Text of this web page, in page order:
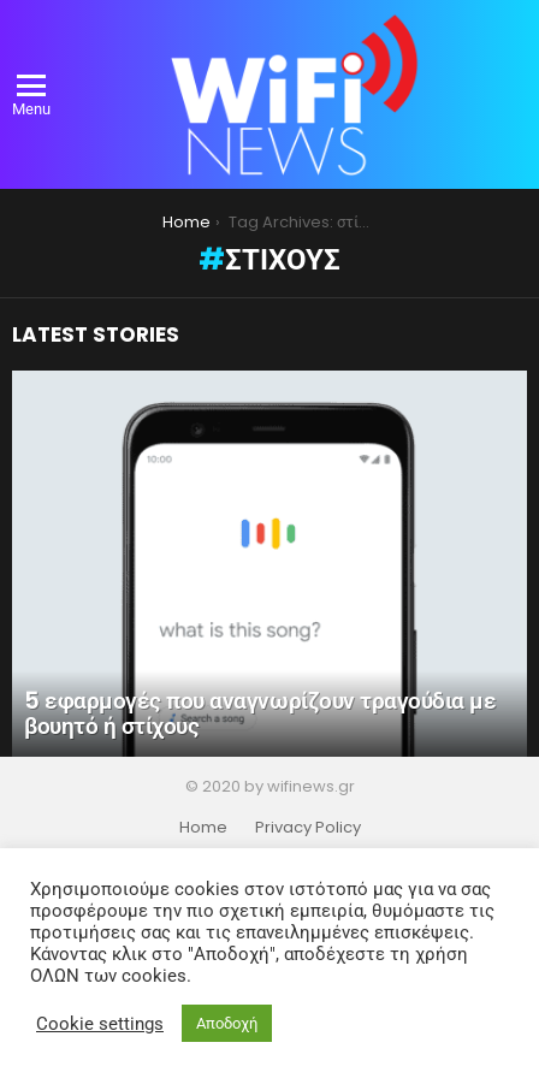
Menu
Home Tag Archives: στίχους
ΣΤΊΧΟΥΣ
LATEST STORIES
5 εφαρμογές που αναγνωρίζουν τραγούδια με
βουητό ή στίχους
© 2020 by wifinews.gr
Home
Privacy Policy
Χρησιμοποιούμε cookies στον ιστότοπό μας για να σας
προσφέρουμε την πιο σχετική εμπειρία, θυμόμαστε τις
προτιμήσεις σας και τις επανειλημμένες επισκέψεις.
Κάνοντας κλικ στο "Αποδοχή", αποδέχεστε τη χρήση
ΟΛΩΝ των cookies.
Cookie settings Αποδοχή